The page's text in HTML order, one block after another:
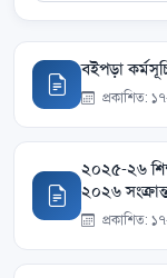
বইপড়া
প্রকাশিত:
২০২৫-২৬
২০২৬
প্রকাশিত: